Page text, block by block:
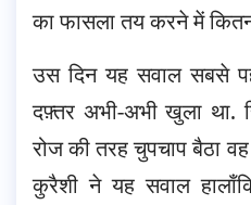
का फासला तय करने में
उस दिन यह सवाल सबसे
दफ़्तर अभी-अभी खुला
रोज की तरह चुपचाप बैठा
कुरैशी ने यह सवाल